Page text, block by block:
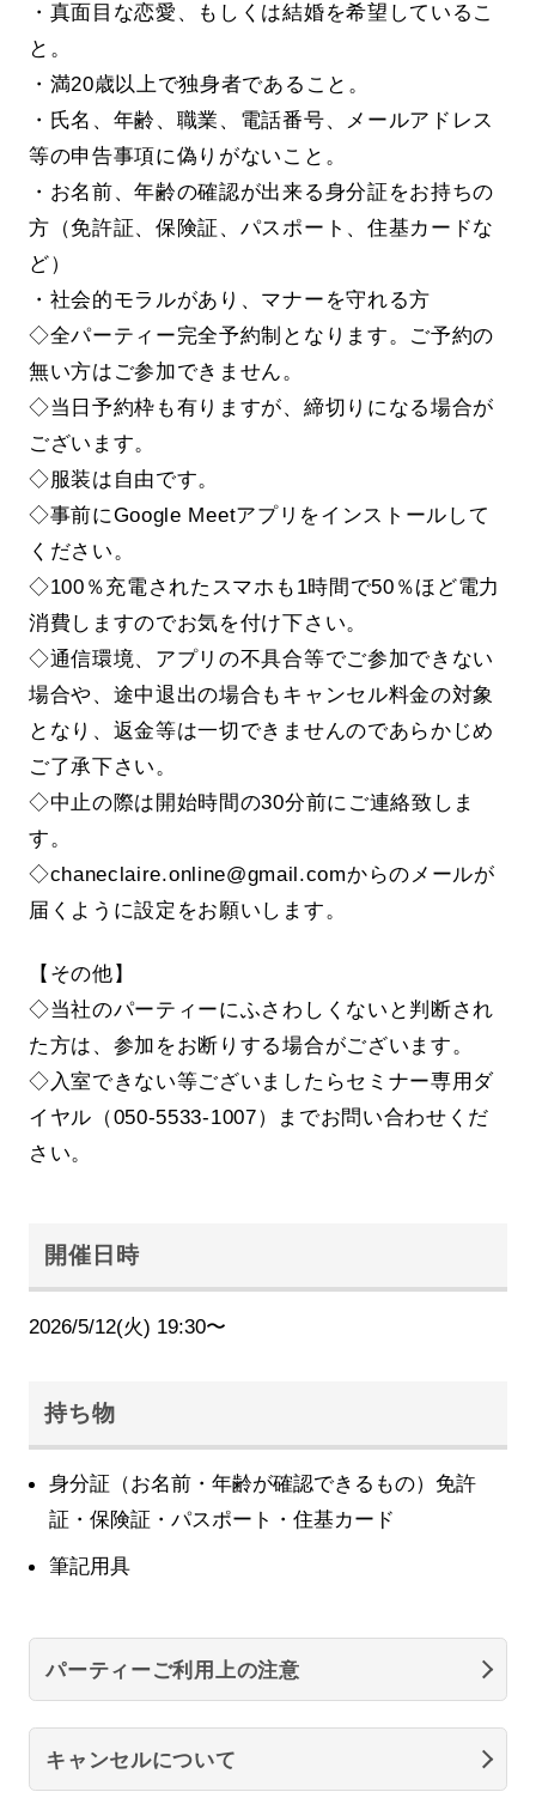
・真面目な恋愛、もしくは結婚を希望しているこ
と。
・満20歳以上で独身者であること。
・氏名、年齢、職業、電話番号、メールアドレス
等の申告事項に偽りがないこと。
・お名前、年齢の確認が出来る身分証をお持ちの
方（免許証、保険証、パスポート、住基カードな
ど）
・社会的モラルがあり、マナーを守れる方
◇全パーティー完全予約制となります。ご予約の
無い方はご参加できません。
◇当日予約枠も有りますが、締切りになる場合が
ございます。
◇服装は自由です。
◇事前にGoogle Meetアプリをインストールして
ください。
◇100％充電されたスマホも1時間で50％ほど電力
消費しますのでお気を付け下さい。
◇通信環境、アプリの不具合等でご参加できない
場合や、途中退出の場合もキャンセル料金の対象
となり、返金等は一切できませんのであらかじめ
ご了承下さい。
◇中止の際は開始時間の30分前にご連絡致しま
す。
◇chaneclaire.online@gmail.comからのメールが
届くように設定をお願いします。
【その他】
◇当社のパーティーにふさわしくないと判断され
た方は、参加をお断りする場合がございます。
◇入室できない等ございましたらセミナー専用ダ
イヤル（050-5533-1007）までお問い合わせくだ
さい。
開催日時
2026/5/12(火) 19:30〜
持ち物
身分証（お名前・年齢が確認できるもの）免許
証・保険証・パスポート・住基カード
筆記用具
パーティーご利用上の注意
キャンセルについて